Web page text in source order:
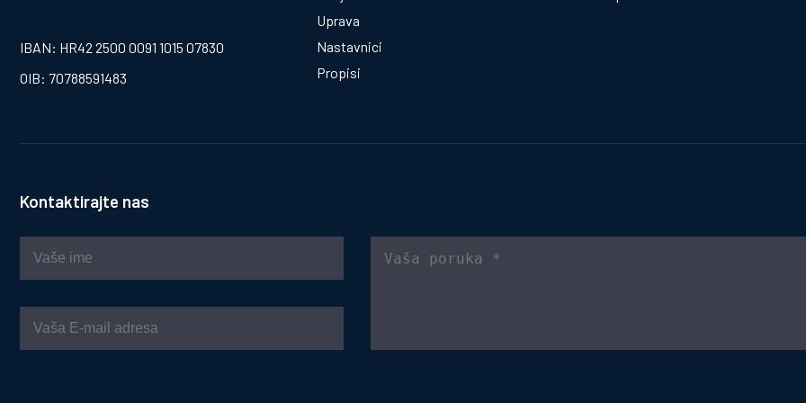
IBAN: HR42 2500 0091 1015 07830
OIB: 70788591483
Uprava
Nastavnici
Propisi
Kontaktirajte nas